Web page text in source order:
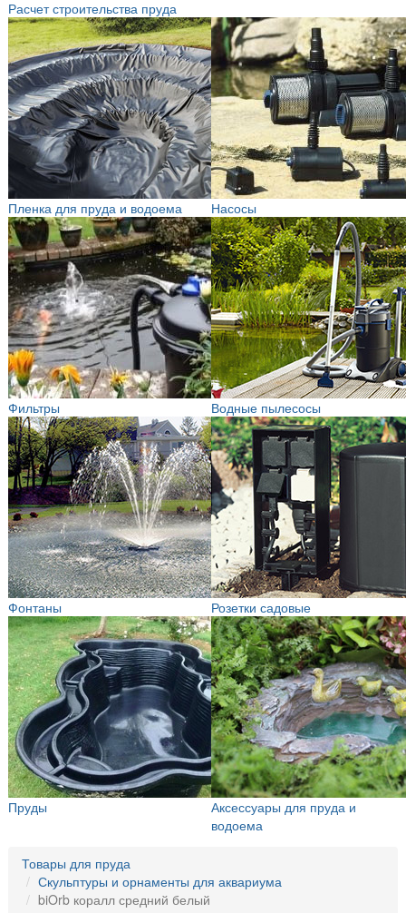
Расчет строительства пруда
Пленка для пруда и водоема Насосы
Фильтры Водные пылесосы
Фонтаны Розетки садовые
Пруды
Аксессуары для пруда и
водоема
Товары для пруда
Скульптуры и орнаменты для аквариума
biOrb коралл средний белый